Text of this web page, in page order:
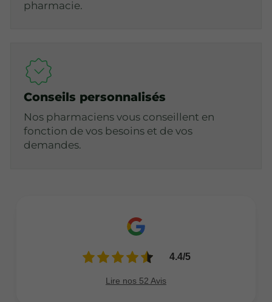
pharmacie.
Conseils personnalisés
Nos pharmaciens vous conseillent en
fonction de vos besoins et de vos
demandes.